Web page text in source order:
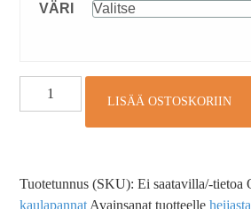
VÄRI
LISÄÄ OSTOSKORIIN
Tuotetunnus (SKU):Ei saatavilla/-tietoa
kaulapannat Avainsanat tuotteelle